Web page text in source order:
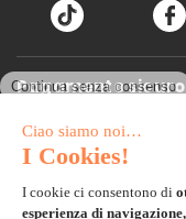
Pagamento sicuro
Carta di credito
Paypal